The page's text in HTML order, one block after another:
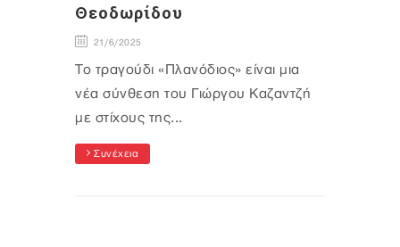
Θεοδωρίδου
21/6/2025
Το τραγούδι «Πλανόδιος» είναι μια
νέα σύνθεση του Γιώργου Καζαντζή
με στίχους της...
Συνέχεια